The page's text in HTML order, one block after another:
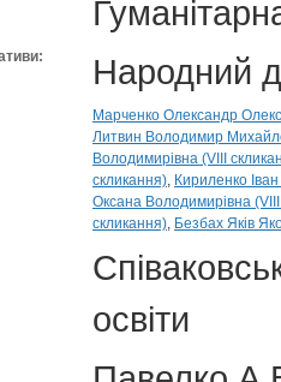
Народний
Марченко Олександр
Литвин Володимир
Володимирівна (VIII
скликання) Кириленко
Оксана Володимирівна
скликання) Безбах Яків
освіти